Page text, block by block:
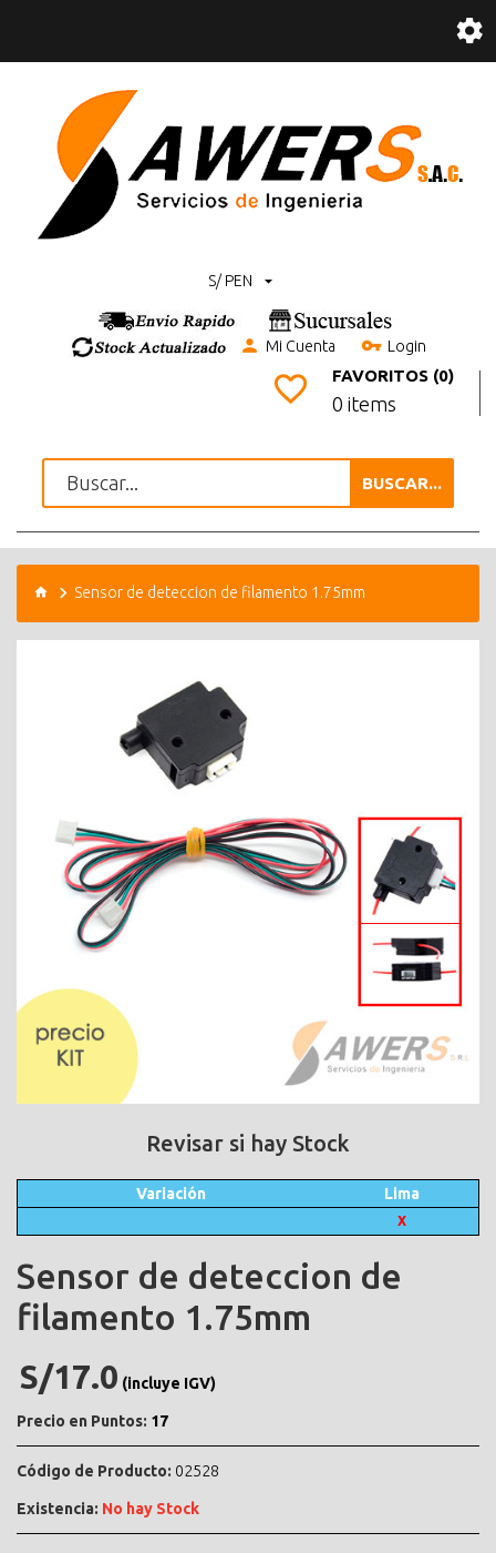
S/ PEN
Mi Cuenta Login
FAVORITOS (0)
0 items
BUSCAR...
Sensor de deteccion de filamento 1.75mm
Revisar si hay Stock
Variación Lima
X
Sensor de deteccion de
filamento 1.75mm
S/17.0 (incluye IGV)
Precio en Puntos: 17
Código de Producto: 02528
Existencia: No hay Stock